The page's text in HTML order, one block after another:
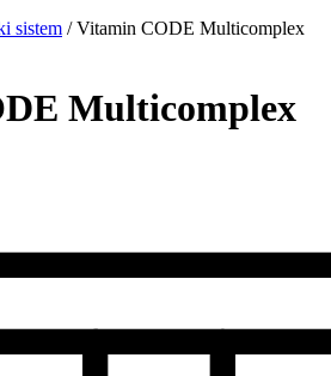
sistem / Vitamin CODE Multicomplex
Multicomplex